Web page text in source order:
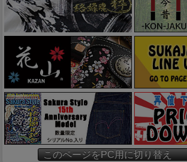
このページをPC用に切り替え